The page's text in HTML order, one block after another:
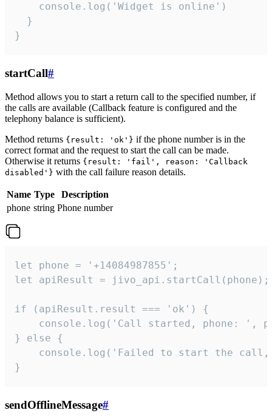
    console.log('Widget is online')
  }
}
startCall#
Method allows you to start a return call to the specified number, if
the calls are available (Callback feature is configured and the
telephony balance is sufficient).
Method returns {result: 'ok'} if the phone number is in the
correct format and the request to start the call can be made.
Otherwise it returns {result: 'fail', reason: 'Callback
disabled'} with the call failure reason details.
Name Type
Description
phone string Phone number
let phone = '+14084987855';
let apiResult = jivo_api.startCall(phone);
if (apiResult.result === 'ok') {
console.log('Call started, phone: ',
} else {
console.log('Failed to start the
}
sendOfflineMessage#